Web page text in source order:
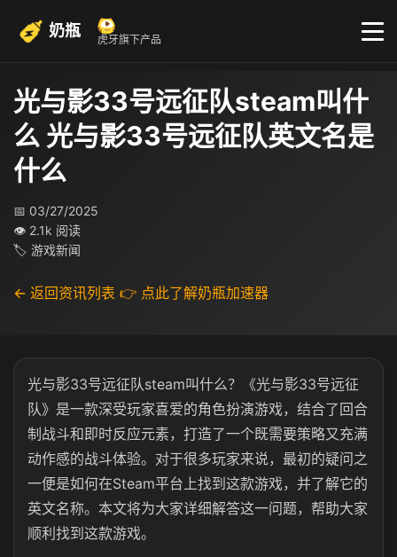
奶瓶 虎牙旗下产品
光与影33号远征队steam叫什
么 光与影33号远征队英文名是
什么
📅 03/27/2025
👁 2.1k 阅读
🏷 游戏新闻
← 返回资讯列表 👉 点此了解奶瓶加速器
光与影33号远征队steam叫什么？《光与影33号远征
队》是一款深受玩家喜爱的角色扮演游戏，结合了回合
制战斗和即时反应元素，打造了一个既需要策略又充满
动作感的战斗体验。对于很多玩家来说，最初的疑问之
一便是如何在Steam平台上找到这款游戏，并了解它的
英文名称。本文将为大家详细解答这一问题，帮助大家
顺利找到这款游戏。